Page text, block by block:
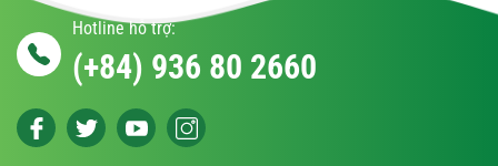
Hotline hỗ trợ:
(+84) 936 80 2660